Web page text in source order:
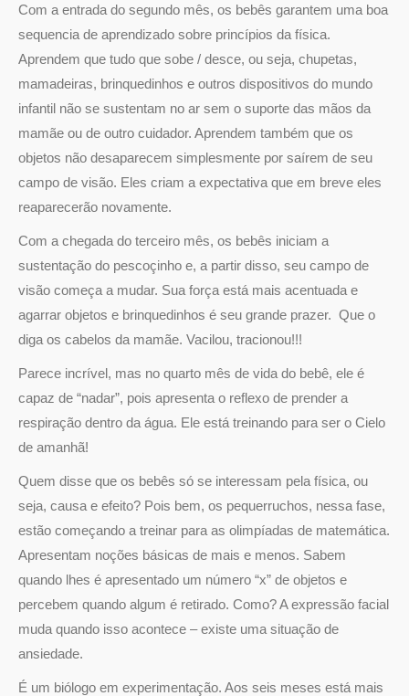
Com a entrada do segundo mês, os bebês garantem uma boa
sequencia de aprendizado sobre princípios da física.
Aprendem que tudo que sobe / desce, ou seja, chupetas,
mamadeiras, brinquedinhos e outros dispositivos do mundo
infantil não se sustentam no ar sem o suporte das mãos da
mamãe ou de outro cuidador. Aprendem também que os
objetos não desaparecem simplesmente por saírem de seu
campo de visão. Eles criam a expectativa que em breve eles
reaparecerão novamente.
Com a chegada do terceiro mês, os bebês iniciam a
sustentação do pescoçinho e, a partir disso, seu campo de
visão começa a mudar. Sua força está mais acentuada e
agarrar objetos e brinquedinhos é seu grande prazer. Que o
diga os cabelos da mamãe. Vacilou, tracionou!!!
Parece incrível, mas no quarto mês de vida do bebê, ele é
capaz de “nadar”, pois apresenta o reflexo de prender a
respiração dentro da água. Ele está treinando para ser o Cielo
de amanhã!
Quem disse que os bebês só se interessam pela física, ou
seja, causa e efeito? Pois bem, os pequerruchos, nessa fase,
estão começando a treinar para as olimpíadas de matemática.
Apresentam noções básicas de mais e menos. Sabem
quando lhes é apresentado um número “x” de objetos e
percebem quando algum é retirado. Como? A expressão facial
muda quando isso acontece – existe uma situação de
ansiedade.
É um biólogo em experimentação. Aos seis meses está mais